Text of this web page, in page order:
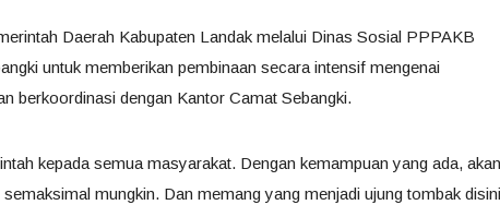
Daerah Kabupaten Landak melalui Dinas Sosial PPPAKB
untuk memberikan pembinaan secara intensif mengenai
berkoordinasi dengan Kantor Camat Sebangki.
kepada semua masyarakat. Dengan kemampuan yang ada, akan
mungkin. Dan memang yang menjadi ujung tombak disini